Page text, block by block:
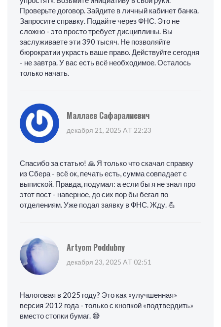
Проверьте договор. Зайдите в личный кабинет банка.
Запросите справку. Подайте через ФНС. Это не
сложно - это просто требует дисциплины. Вы
заслуживаете эти 390 тысяч. Не позволяйте
бюрократии украсть ваше право. Действуйте сегодня
- не завтра. У вас есть всё необходимое. Осталось
только начать.
Маллаев Сафаралиевич
декабря 21, 2025 AT 22:23
Спасибо за статью! 🙏 Я только что скачал справку
из Сбера - всё ок, печать есть, сумма совпадает с
выпиской. Правда, подумал: а если бы я не знал про
этот пост - наверное, до сих пор бы бегал по
отделениям. Уже подал заявку в ФНС. Жду. 💪
Artyom Poddubny
декабря 23, 2025 AT 02:51
Налоговая в 2025 году? Это как «улучшенная»
версия 2012 года - только с кнопкой «подтвердить»
вместо стопки бумаг. 😅